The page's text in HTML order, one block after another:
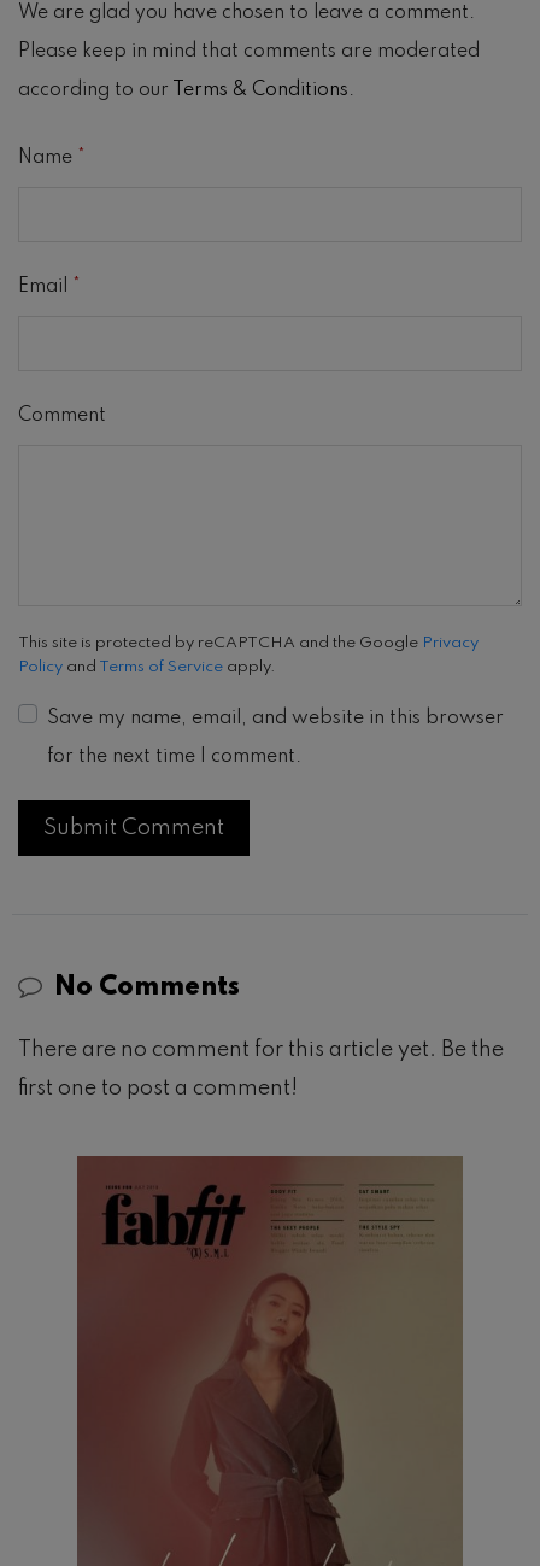
We are glad you have chosen to leave a comment.
Please keep in mind that comments are moderated
according to our
Terms & Conditions.
Name
Email
Comment
This site is protected by reCAPTCHA and the Google Privacy
Policy and Terms of Service apply.
Save my name, email, and website in this browser
for the next time I comment.
No Comments
There are no comment for this article yet. Be the
first one to post a comment!